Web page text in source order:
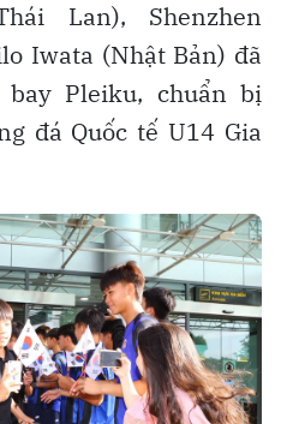
Lan), Shenzhen
Iwata (Nhật Bản) đã
Pleiku, chuẩn bị
đá Quốc tế U14 Gia